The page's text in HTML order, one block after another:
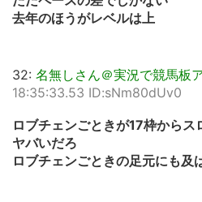
去年のほうがレベルは上
32: 名無しさん＠実況で競馬板
18:35:33.53 ID:sNm80dUv0
ロブチェンごときが17枠から
ヤバいだろ
ロブチェンごときの足元にも及